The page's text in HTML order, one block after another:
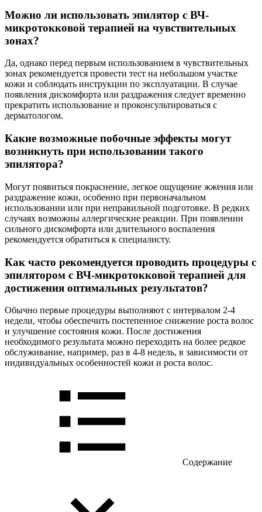
Можно ли использовать эпилятор с ВЧ-
микротокковой терапией на чувствительных
зонах?
Да, однако перед первым использованием в чувствительных
зонах рекомендуется провести тест на небольшом участке
кожи и соблюдать инструкции по эксплуатации. В случае
появления дискомфорта или раздражения следует временно
прекратить использование и проконсультироваться с
дерматологом.
Какие возможные побочные эффекты могут
возникнуть при использовании такого
эпилятора?
Могут появиться покраснение, легкое ощущение жжения или
раздражение кожи, особенно при первоначальном
использовании или при неправильной подготовке. В редких
случаях возможны аллергические реакции. При появлении
сильного дискомфорта или длительного воспаления
рекомендуется обратиться к специалисту.
Как часто рекомендуется проводить процедуры с
эпилятором с ВЧ-микротокковой терапией для
достижения оптимальных результатов?
Обычно первые процедуры выполняют с интервалом 2-4
недели, чтобы обеспечить постепенное снижение роста волос
и улучшение состояния кожи. После достижения
необходимого результата можно переходить на более редкое
обслуживание, например, раз в 4-8 недель, в зависимости от
индивидуальных особенностей кожи и роста волос.
Содержание